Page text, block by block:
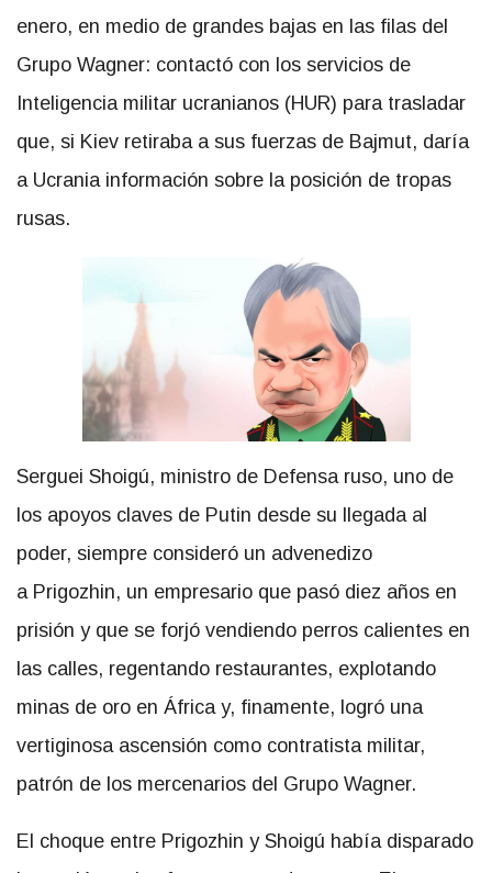
enero, en medio de grandes bajas en las filas del
Grupo Wagner: contactó con los servicios de
Inteligencia militar ucranianos (HUR) para trasladar
que, si Kiev retiraba a sus fuerzas de Bajmut, daría
a Ucrania información sobre la posición de tropas
rusas.
Serguei Shoigú, ministro de Defensa ruso, uno de
los apoyos claves de Putin desde su llegada al
poder, siempre consideró un advenedizo
a Prigozhin, un empresario que pasó diez años en
prisión y que se forjó vendiendo perros calientes en
las calles, regentando restaurantes, explotando
minas de oro en África y, finamente, logró una
vertiginosa ascensión como contratista militar,
patrón de los mercenarios del Grupo Wagner.
El choque entre Prigozhin y Shoigú había disparado